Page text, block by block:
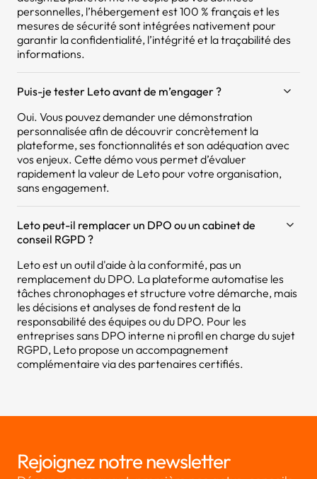
personnelles, l’hébergement est 100 % français et les
mesures de sécurité sont intégrées nativement pour
garantir la confidentialité, l’intégrité et la traçabilité des
informations.
Puis-je tester Leto avant de m’engager ?
Oui. Vous pouvez demander une démonstration
personnalisée afin de découvrir concrètement la
plateforme, ses fonctionnalités et son adéquation avec
vos enjeux. Cette démo vous permet d’évaluer
rapidement la valeur de Leto pour votre organisation,
sans engagement.
Leto peut-il remplacer un DPO ou un cabinet de
conseil RGPD ?
Leto est un outil d'aide à la conformité, pas un
remplacement du DPO. La plateforme automatise les
tâches chronophages et structure votre démarche, mais
les décisions et analyses de fond restent de la
responsabilité des équipes ou du DPO. Pour les
entreprises sans DPO interne ni profil en charge du sujet
RGPD, Leto propose un accompagnement
complémentaire via des partenaires certifiés.
Rejoignez notre newsletter